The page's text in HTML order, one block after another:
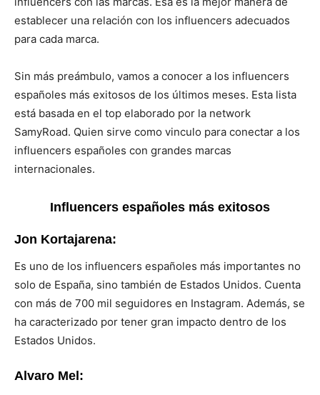
establecer una relación con los influencers adecuados
para cada marca.
Sin más preámbulo, vamos a conocer a los influencers
españoles más exitosos de los últimos meses. Esta lista
está basada en el top elaborado por la network
SamyRoad. Quien sirve como vinculo para conectar a los
influencers españoles con grandes marcas
internacionales.
Influencers españoles más exitosos
Jon Kortajarena:
Es uno de los influencers españoles más importantes no
solo de España, sino también de Estados Unidos. Cuenta
con más de 700 mil seguidores en Instagram. Además, se
ha caracterizado por tener gran impacto dentro de los
Estados Unidos.
Alvaro Mel: